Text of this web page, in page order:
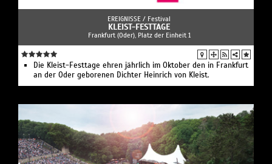
EREIGNISSE / Festival
KLEIST-FESTTAGE
Frankfurt (Oder), Platz der Einheit 1
Die Kleist-Festtage ehren jährlich im Oktober den in Frankfurt
an der Oder geborenen Dichter Heinrich von Kleist.